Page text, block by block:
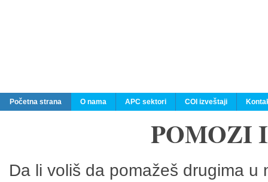
Početna strana O nama APC sektori COI izveštaji
POMOZI
Da li voliš da pomažeš drugima